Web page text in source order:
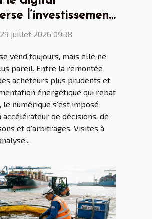
l’investissement
regards croisés
juillet 2026 09:38
vend toujours, mais elle ne
pareil. Entre la remontée
acheteurs plus prudents et
énergétique qui rebat
le numérique s’est imposé
accélérateur de décisions, de
et d’arbitrages. Visites à